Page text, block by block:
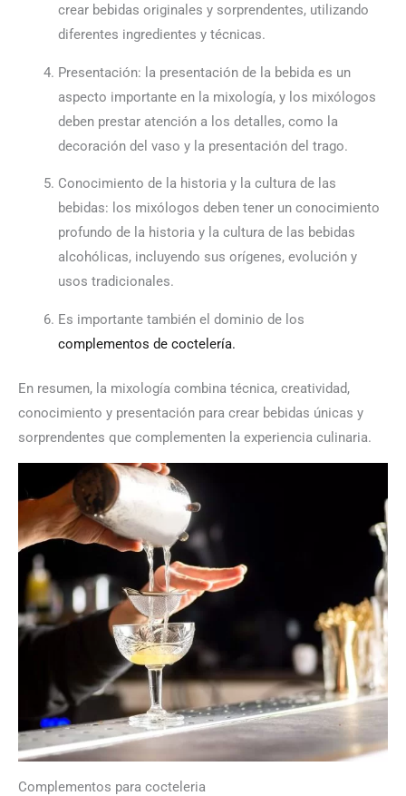
crear bebidas originales y sorprendentes, utilizando
diferentes ingredientes y técnicas.
Presentación: la presentación de la bebida es un
aspecto importante en la mixología, y los mixólogos
deben prestar atención a los detalles, como la
decoración del vaso y la presentación del trago.
Conocimiento de la historia y la cultura de las
bebidas: los mixólogos deben tener un conocimiento
profundo de la historia y la cultura de las bebidas
alcohólicas, incluyendo sus orígenes, evolución y
usos tradicionales.
Es importante también el dominio de los
complementos de coctelería.
En resumen, la mixología combina técnica, creatividad,
conocimiento y presentación para crear bebidas únicas y
sorprendentes que complementen la experiencia culinaria.
Complementos para cocteleria